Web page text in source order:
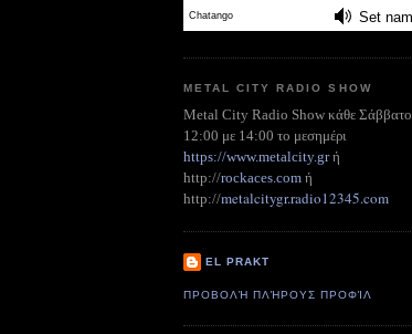
METAL CITY RADIO SHOW
Metal City Radio Show κάθε Σάββατο
12:00 με 14:00 το μεσημέρι
https://www.metalcity.grή
http://rockaces.com ή
http://metalcitygr.radio12345.com
EL PRAKT
ΠΡΟΒΟΛΉ ΠΛΉΡΟΥΣ ΠΡΟΦΊΛ